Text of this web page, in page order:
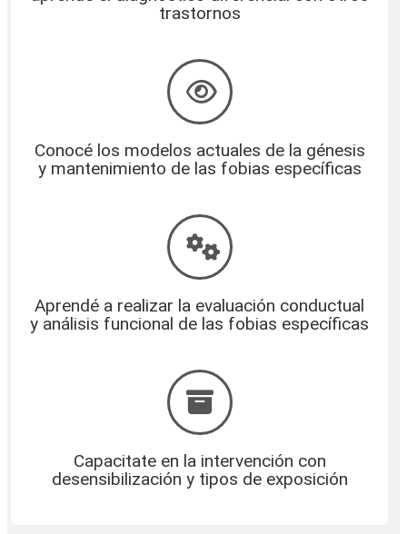
trastornos
Conocé los modelos actuales de la génesis
y mantenimiento de las fobias específicas
Aprendé a realizar la evaluación conductual
y análisis funcional de las fobias específicas
Capacitate en la intervención con
desensibilización y tipos de exposición